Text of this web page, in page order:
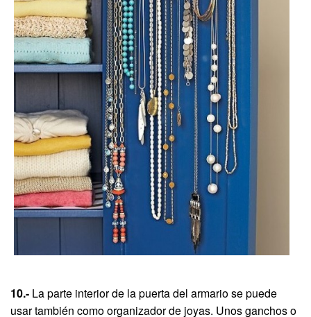
10.- La parte interior de la puerta del armario se puede
usar también como organizador de joyas. Unos ganchos o